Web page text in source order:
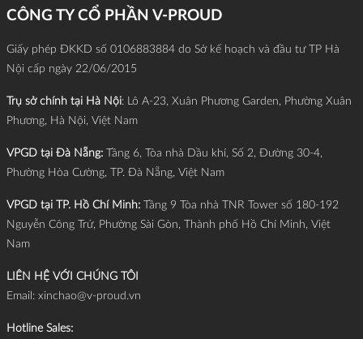
CÔNG TY CỔ PHẦN V-PROUD
Giấy phép ĐKKD số 0106883884 do Sở kế hoạch và đầu tư TP Hà
Nội cấp ngày 22/06/2015
Trụ sở chính tại Hà Nội: Lô A-23, Xuân Phương Garden, Phường Xuân
Phương, Hà Nội, Việt Nam
VPGD tại Đà Nẵng: Tầng 6, Tòa nhà Dầu khí, Số 2, Đường 30-4,
Phường Hòa Cường, TP. Đà Nẵng, Việt Nam
VPGD tại TP. Hồ Chí Minh:
Tầng 9 Tòa nhà TNR Tower số 180-192
Nguyễn Công Trứ, Phường Sài Gòn, Thành phố Hồ Chí Minh, Việt
Nam
LIÊN HỆ VỚI CHÚNG TÔI
Email: xinchao@v-proud.vn
Hotline Sales: